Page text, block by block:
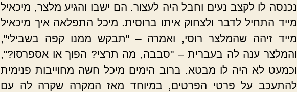
נכנסה לו לקצב נעים וחבל היה לעצור. הם ישבו והגיע מלצר, מיכאיל
מייד התחיל לדבר ולצחוק איתו ברוסית. מיכל התפלאה איך מיכאיל
מייד זיהה שהמלצר רוסי, ואמרה – "תבקש ממנו קפה בשבילי",
והמלצר ענה לה בעברית – "סבבה, מה תרצי? הפוך או אספרסו?",
וכמעט לא היה לו מבטא. ברוב הימים מיכל חשה מחוייבות פנימית
להתעכב על פרטי הפרטים, במיוחד מאז המקרה שקרה לה עם